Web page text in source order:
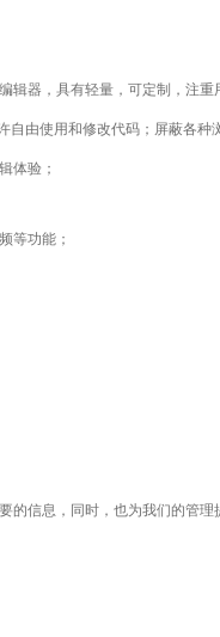
辑器，具有轻量，可定制，注重
自由使用和修改代码；屏蔽各种
体验；
等功能；
的信息，同时，也为我们的管理